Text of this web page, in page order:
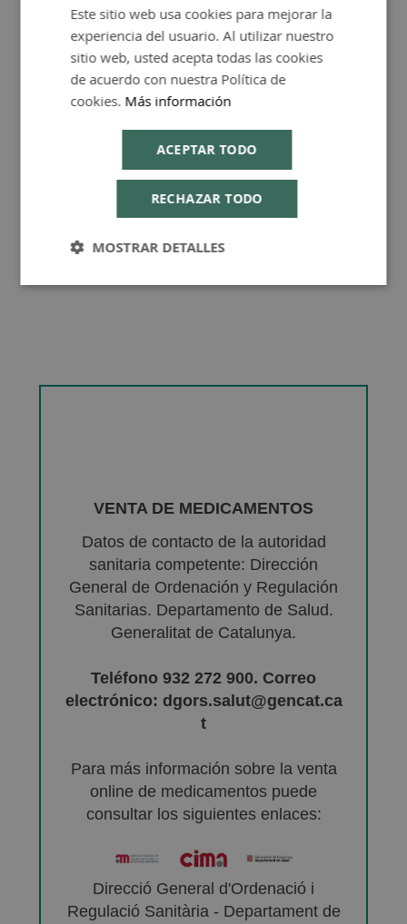
FAQ - Preguntas y Respuestas
Consejos de Compra Producto
VENTA DE MEDICAMENTOS
Datos de contacto de la autoridad
sanitaria competente: Dirección
General de Ordenación y Regulación
Sanitarias. Departamento de Salud.
Generalitat de Catalunya.
Teléfono 932 272 900. Correo
electrónico: dgors.salut@gencat.ca
t
Para más información sobre la venta
online de medicamentos puede
consultar los siguientes enlaces:
Direcció General d'Ordenació i
Regulació Sanitària - Departament de
SPANISH
ENGLISH
Este sitio web usa cookies para mejorar la
experiencia del usuario. Al utilizar nuestro
sitio web, usted acepta todas las cookies
de acuerdo con nuestra Política de
cookies. Más información
ACEPTAR TODO
RECHAZAR TODO
MOSTRAR DETALLES